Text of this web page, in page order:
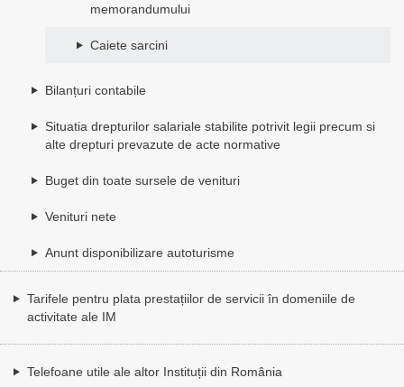
memorandumului
Caiete sarcini
Bilanțuri contabile
Situatia drepturilor salariale stabilite potrivit legii precum si
alte drepturi prevazute de acte normative
Buget din toate sursele de venituri
Venituri nete
Anunt disponibilizare autoturisme
Tarifele pentru plata prestațiilor de servicii în domeniile de
activitate ale IM
Telefoane utile ale altor Instituții din România